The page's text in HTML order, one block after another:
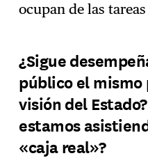
ocupan de las
¿Sigue
público el mismo
visión del
estamos
«caja real»?